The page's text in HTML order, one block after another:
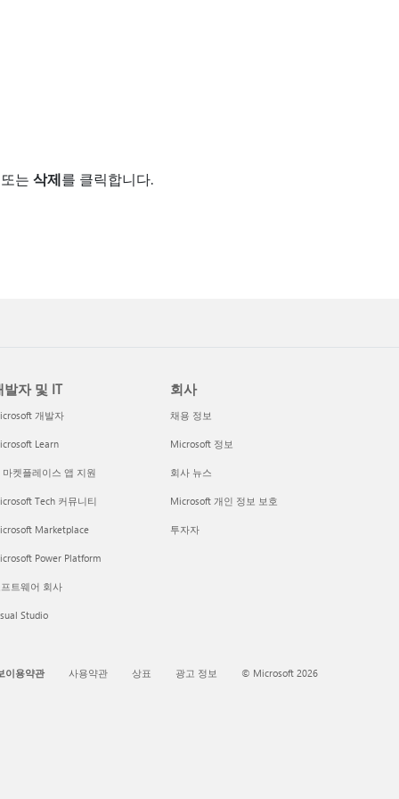
는 삭제를 클릭합니다.
발자 및 IT
개발자
Learn
마켓플레이스 앱 지원
Tech 커뮤니티
Marketplace
Power Platform
트웨어 회사
Studio
회사
채용 정보
Microsoft 정보
회사 뉴스
Microsoft 개인 정보 보호
투자자
이용약관 사용약관 상표 광고 정보 © Microsoft 2026